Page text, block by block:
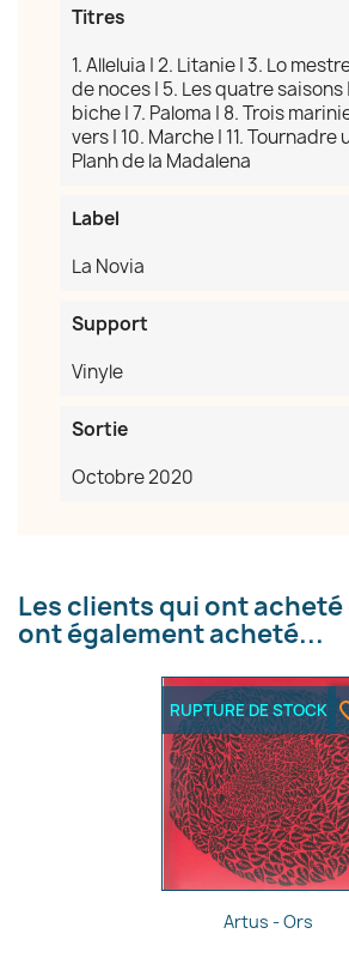
Titres
1. Alleluia | 2. Litanie | 3. Lo
de noces | 5. Les quatre saisons
biche | 7. Paloma | 8. Trois
vers | 10. Marche | 11. Tournadre
Planh de la Madalena
Label
La Novia
Support
Vinyle
Sortie
Octobre 2020
Les clients qui ont
ont également acheté...
Aperçu rapide
Artus - Ors
RUPTURE DE STOCK
Nom de la liste d'envies